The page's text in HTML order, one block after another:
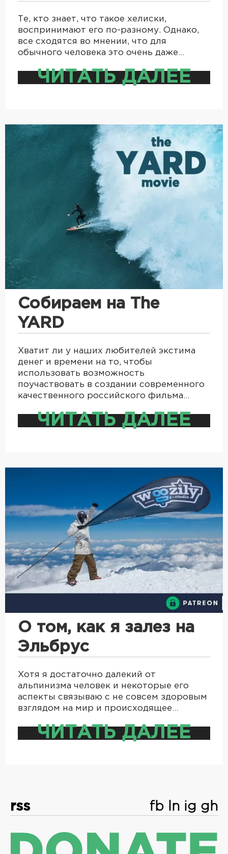
Те, кто знает, что такое хелиски,
воспринимают его по-разному. Однако,
все сходятся во мнении, что для
обычного человека это очень даже…
ЧИТАТЬ ДАЛЕЕ
Собираем на The
YARD
Хватит ли у наших любителей экстима
денег и времени на то, чтобы
использовать возможность
поучаствовать в создании современного
качественного российского фильма…
ЧИТАТЬ ДАЛЕЕ
О том, как я залез на
Эльбрус
Хотя я достаточно далекий от
альпинизма человек и некоторые его
аспекты связываю с не совсем здоровым
взглядом на мир и происходящее…
ЧИТАТЬ ДАЛЕЕ
rss fb ln ig gh